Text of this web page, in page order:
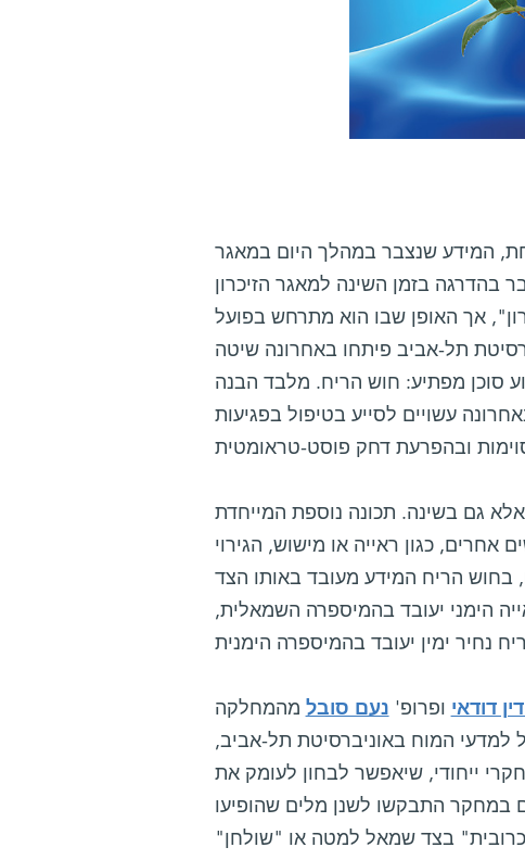
המידע שנצבר במהלך היום במאגר
בהדרגה בזמן השינה למאגר הזיכרון
אך האופן שבו הוא מתרחש בפועל
תל-אביב פיתחו באחרונה שיטה
סוכן מפתיע: חוש הריח. מלבד הבנה
עשויים לסייע בטיפול בפגיעות
אלא גם בשינה. תכונה נוספת המייחדת
כגון ראייה או מישוש, הגירוי
בחוש הריח המידע מעובד באותו הצד
הימני יעובד בהמיספרה השמאלית,
דודאי ופרופ' נעם סובל מהמחלקה
למדעי המוח באוניברסיטת תל-אביב,
ייחודי, שיאפשר לבחון לעומק את
במחקר התבקשו לשנן מלים שהופיעו
בצד שמאל למטה או "שולחן"